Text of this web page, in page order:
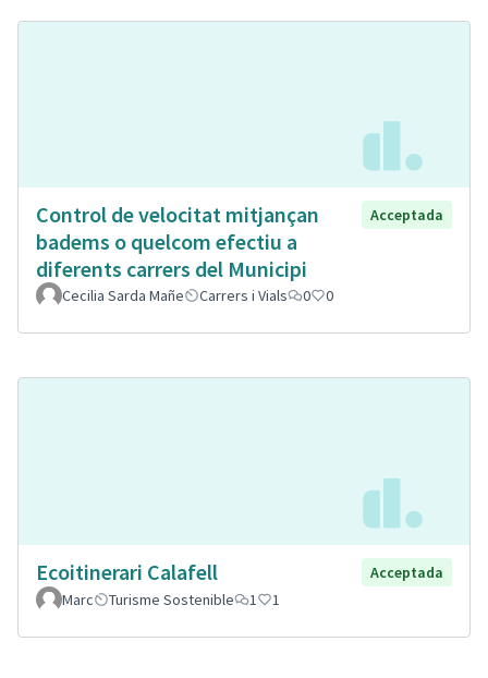
Control de velocitat mitjançan
badems o quelcom efectiu a
diferents carrers del Municipi
Acceptada
Cecilia Sarda Mañe Carrers i Vials 0 0
Ecoitinerari Calafell
Acceptada
Marc
Turisme Sostenible 1 1